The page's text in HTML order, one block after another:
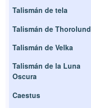
Talismán de tela
Talismán de Thorolund
Talismán de Velka
Talismán de la Luna
Oscura
Caestus